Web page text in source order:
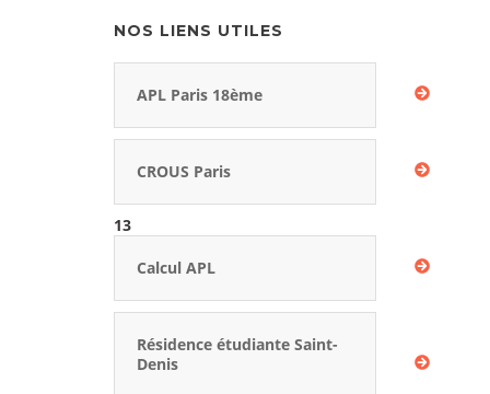
NOS LIENS UTILES
APL Paris 18ème
CROUS Paris
13
Calcul APL
Résidence étudiante Saint-
Denis